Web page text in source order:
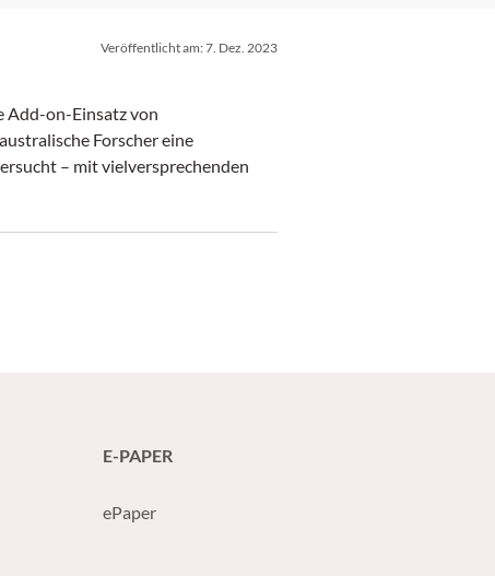
Veröffentlicht am:7. Dez. 2023
Add-on-Einsatz von
Forscher eine
– mit vielversprechenden
E-PAPER
ePaper